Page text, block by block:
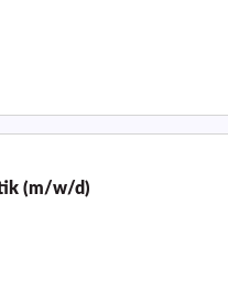
(m/w/d)